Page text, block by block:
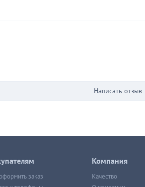
Написать отзыв
заказ
Компания
Качество